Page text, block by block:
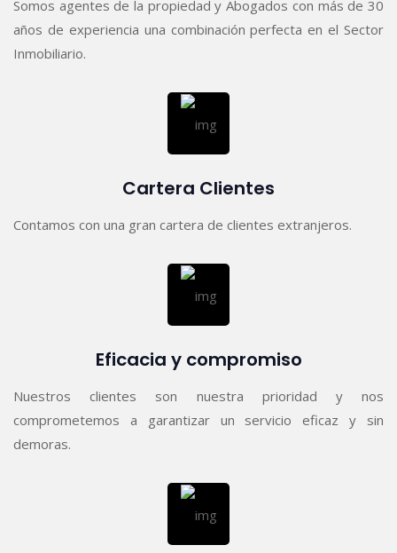
Somos agentes de la propiedad y Abogados con más de 30
años de experiencia una combinación perfecta en el Sector
Inmobiliario.
Cartera Clientes
Contamos con una gran cartera de clientes extranjeros.
Eficacia y compromiso
Nuestros clientes son nuestra prioridad y nos
comprometemos a garantizar un servicio eficaz y sin
demoras.